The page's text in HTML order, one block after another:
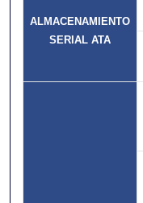
ALMACENAMIENTO
SERIAL ATA